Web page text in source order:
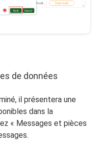
de données
il présentera une
dans la
« Messages et pièces